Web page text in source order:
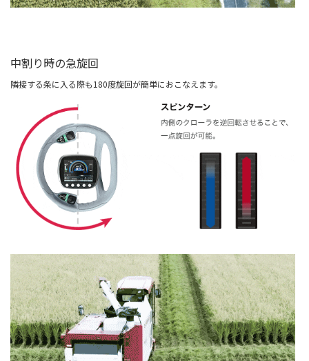
中割り時の急旋回
隣接する条に入る際も180度旋回が簡単におこなえます。